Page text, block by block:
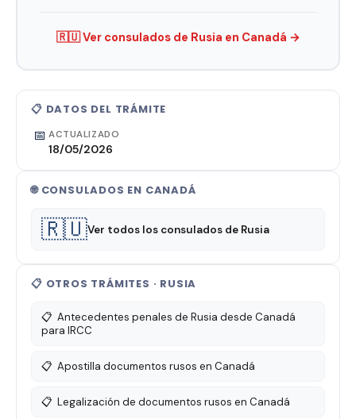
📋 DATOS DEL TRÁMITE
📅 ACTUALIZADO
18/05/2026
🌐 CONSULADOS EN CANADÁ
🇷🇺Ver todos los consulados de Rusia
📋 OTROS TRÁMITES · RUSIA
📋 Antecedentes penales de Rusia desde Canadá
para IRCC
📋 Apostilla documentos rusos en Canadá
📋 Legalización de documentos rusos en Canadá
🇷🇺 Ver consulados de Rusia en Canadá →